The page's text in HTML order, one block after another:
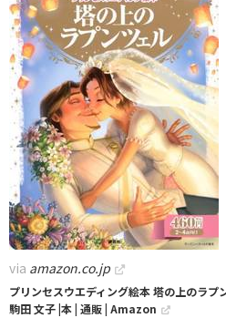
via amazon.co.jp
プリンセスウエディング絵本 塔の上のラプ
駒田 文子 |本 | 通販 | Amazon